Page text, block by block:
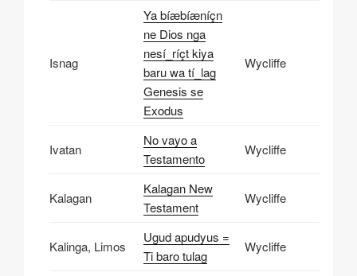
Isnag
Ya bíæbíæníçn
ne Dios nga
nesí_ríçt kiya
baru wa tí_lag
Genesis se
Exodus
Wycliffe
Ivatan
No vayo a
Testamento
Wycliffe
Kalagan
Kalagan New
Testament
Wycliffe
Kalinga, Limos
Ugud apudyus =
Ti baro tulag
Wycliffe